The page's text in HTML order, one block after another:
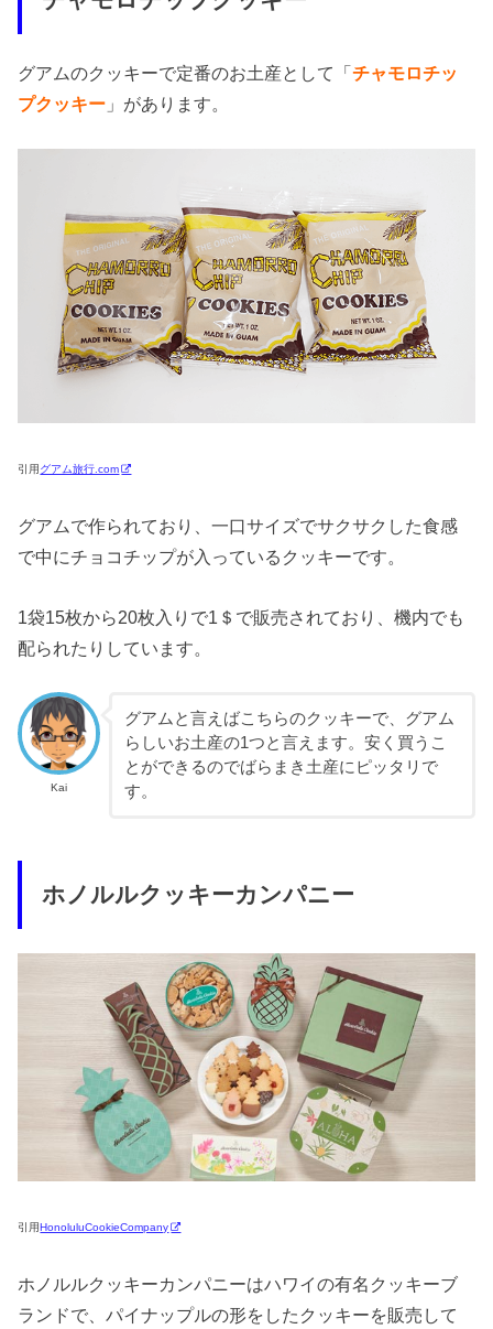
グアムのクッキーで定番のお土産として「チャモロチッ
プクッキー 」があります。
引用グアム旅行.com
グアムで作られており、一口サイズでサクサクした食感
で中にチョコチップが入っているクッキーです。
1袋15枚から20枚入りで1＄で販売されており、機内でも
配られたりしています。
Kai
グアムと言えばこちらのクッキーで、グアム
らしいお土産の1つと言えます。安く買うこ
とができるのでばらまき土産にピッタリで
す。
ホノルルクッキーカンパニー
引用HonoluluCookieCompany
ホノルルクッキーカンパニーはハワイの有名クッキーブ
ランドで、パイナップルの形をしたクッキーを販売して